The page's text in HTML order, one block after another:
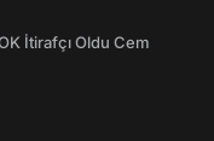
İtirafçı Oldu Cem